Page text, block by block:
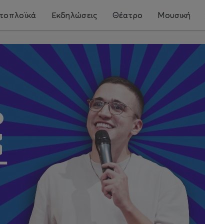
Εκδηλώσεις Θέατρο Μουσική